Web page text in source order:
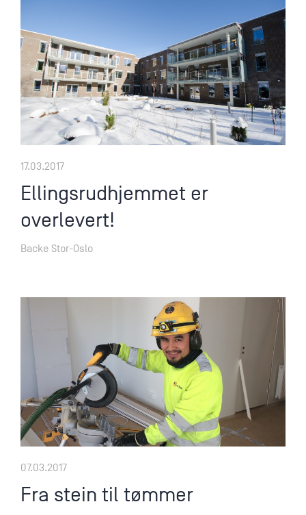
17.03.2017
Ellingsrudhjemmet er
overlevert!
Backe Stor-Oslo
07.03.2017
Fra stein til tømmer